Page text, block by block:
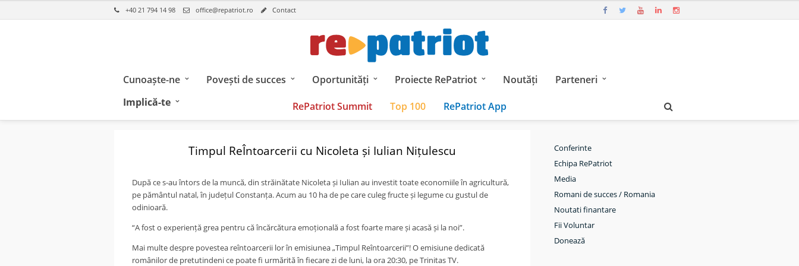
+40 21 794 14 98 office@repatriot.ro Contact
Cunoaște-ne Povești de succes Oportunități Proiecte RePatriot Noutăți
Parteneri
Implică-te
RePatriot Summit Top 100 RePatriot App
Timpul ReÎntoarcerii cu Nicoleta și Iulian Nițulescu
După ce s-au întors de la muncă, din străinătate Nicoleta și Iulian au investit toate economiile în agricultură,
pe pământul natal, în județul Constanța. Acum au 10 ha de pe care culeg fructe și legume cu gustul de
odinioară.
“A fost o experiență grea pentru că încărcătura emoțională a fost foarte mare și acasă și la noi”.
Mai multe despre povestea reîntoarcerii lor în emisiunea „Timpul Reîntoarcerii”! O emisiune dedicată
românilor de pretutindeni ce poate fi urmărită în fiecare zi de luni, la ora 20:30, pe Trinitas TV.
Conferinte
Echipa RePatriot
Media
Romani de succes / Romania
Noutati finantare
Fii Voluntar
Donează